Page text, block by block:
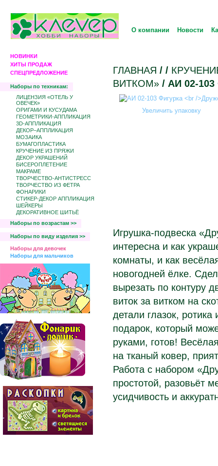
О компании Новости
НОВИНКИ
ХИТЫ ПРОДАЖ
СПЕЦПРЕДЛОЖЕНИЕ
Наборы по техникам:
ЛИЦЕНЗИЯ «ОТЕЛЬ У
ОВЕЧЕК»
ОРИГАМИ И КУСУДАМА
ГЕОМЕТРИКИ-АППЛИКАЦИЯ
3D-АППЛИКАЦИЯ
ДЕКОР–АППЛИКАЦИЯ
МОЗАИКА
БУМАГОПЛАСТИКА
КРУЧЕНИЕ ИЗ ПРЯЖИ
ДЕКОР УКРАШЕНИЙ
БИCЕРОПЛЕТЕНИЕ
МАКРАМЕ
ТВОРЧЕСТВО-АНТИСТРЕСС
ТВОРЧЕСТВО ИЗ ФЕТРА
ФОНАРИКИ
СТИКЕР-ДЕКОР АППЛИКАЦИЯ
ШЕЙКЕРЫ
ДЕКОРАТИВНОЕ ШИТЬЁ
Наборы по возрастам >>
Наборы по виду изделия >>
Наборы для девочек
Наборы для мальчиков
ГЛАВНАЯ / /
ВИТКОМ» / АИ 02-
Увеличить упаковку
Игрушка-подвеска
интересна и как
комнаты, и как
новогодней ёлке.
вырезать по контуру
виток за витком на
детали глазок,
подарок, который
руками, готов!
на тканый ковер,
Работа с набором
простотой, разовьёт
усидчивость и